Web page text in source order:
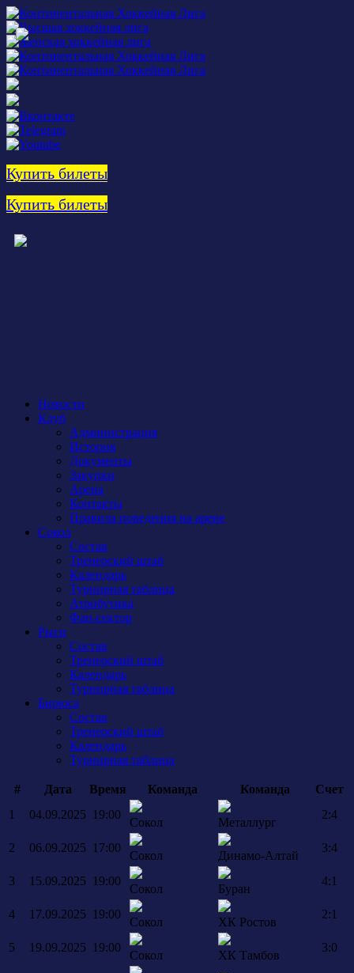
Купить билеты
Купить билеты
Новости
Клуб
Администрация
История
Документы
Закупки
Арена
Контакты
Правила поведения на арене
Сокол
Состав
Тренерский штаб
Календарь
Турнирная таблица
Атрибутика
Фан-сектор
Рыси
Состав
Тренерский штаб
Календарь
Турнирная таблица
Бирюса
Состав
Тренерский штаб
Календарь
Турнирная таблица
# Дата Время Команда Команда
Счет
1
04.09.2025 19:00
Сокол Металлург
2:4
2 06.09.2025 17:00
Сокол Динамо-Алтай
3:4
3 15.09.2025 19:00
Сокол Буран
4:1
4 17.09.2025 19:00
Сокол ХК Ростов
2:1
5 19.09.2025 19:00
Сокол ХК Тамбов
3:0